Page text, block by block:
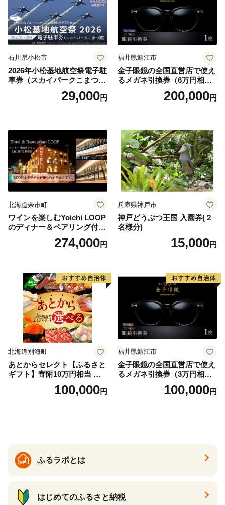
石川県小松市
2026年小松基地航空祭電子駐
車券（スカイパークこまつ
翼） 駐車場 シャトルバスの
りばすぐ 石川県 小松市
29,000円
福井県鯖江市
金子眼鏡の全国直営店で使え
るメガネ引換券（6万円相
当） Platinum200,000円
北海道余市町
ワインを楽しむYoichi LOOP
のディナー＆ペアリング付宿
泊プラン＜デラックスツイン
274,000円
兵庫県神戸市
神戸どうぶつ王国 入園券(２
名様分)
15,000円
北海道別海町
あとからセレクト【ふるさと
ギフト】寄附10万円相当 あ
とから選べる！ ギフト いく
ら ほたて 海鮮 牛肉 別海町
ギフト ふるさと納税 ）
100,000円
福井県鯖江市
金子眼鏡の全国直営店で使え
るメガネ引換券（3万円相
100,000円
ふるラボとは
はじめてのふるさと納税